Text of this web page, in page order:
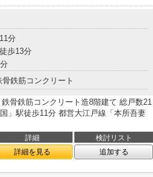
分
歩13分
骨鉄筋コンクリート
骨鉄筋コンクリート造8階建て 総戸数21
」駅徒歩11分 都営大江戸線「本所吾妻
詳細
検討リスト
詳細を見る 追加する